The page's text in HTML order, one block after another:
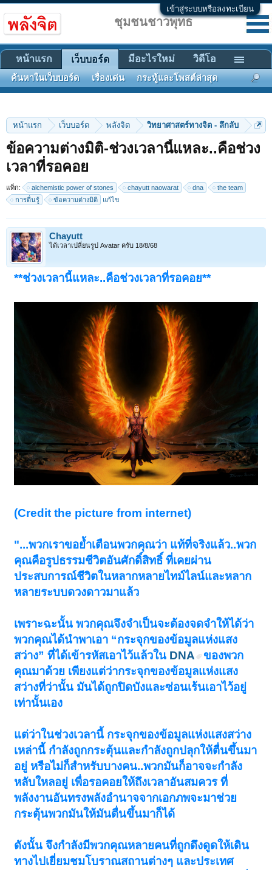
เข้าสู่ระบบหรือลงทะเบียน
หน้าแรก เว็บบอร์ด พลังจิต วิทยาศาสตร์ทางจิต - ลึกลับ
ข้อความต่างมิติ-ช่วงเวลานี้แหละ..คือช่วง
เวลาที่รอคอย
แท็ก: alchemistic power of stones chayutt naowarat dna
the team
การตื่นรู้
ข้อความต่างมิติ แก้ไข
Chayutt
ได้เวลาเปลี่ยนรูป Avatar ครับ 18/8/68
**ช่วงเวลานี้แหละ..คือช่วงเวลาที่รอคอย**
(Credit the picture from internet)
"...พวกเราขอย้ำเตือนพวกคุณว่า แท้ที่จริงแล้ว..พวก
คุณคือรูปธรรมชีวิตอันศักดิ์สิทธิ์ ที่เคยผ่าน
ประสบการณ์ชีวิตในหลากหลายไทม์ไลน์และหลาก
หลายระบบดวงดาวมาแล้ว
เพราะฉะนั้น พวกคุณจึงจำเป็นจะต้องจดจำให้ได้ว่า
พวกคุณได้นำพาเอา “กระจุกของข้อมูลแห่งแสง
สว่าง” ที่ได้เข้ารหัสเอาไว้แล้วใน DNA
ของพวก
คุณมาด้วย เพียงแต่ว่ากระจุกของข้อมูลแห่งแสง
สว่างที่ว่านั้น มันได้ถูกปิดบังและซ่อนเร้นเอาไว้อยู่
เท่านั้นเอง
แต่ว่าในช่วงเวลานี้ กระจุกของข้อมูลแห่งแสงสว่าง
เหล่านี้ กำลังถูกกระตุ้นและกำลังถูกปลุกให้ตื่นขึ้นมา
อยู่ หรือไม่ก็สำหรับบางคน..พวกมันก็อาจจะกำลัง
หลับใหลอยู่ เพื่อรอคอยให้ถึงเวลาอันสมควร ที่
พลังงานอันทรงพลังอำนาจจากเอกภพจะมาช่วย
กระตุ้นพวกมันให้มันตื่นขึ้นมาก็ได้
ดังนั้น จึงกำลังมีพวกคุณหลายคนที่ถูกดึงดูดให้เดิน
ทางไปเยี่ยมชมโบราณสถานต่างๆ และประเทศ
ชุมชนชาวพุทธ
หน้าแรก เว็บบอร์ด
ค้นหาในเว็บบอร์ด เรื่องเด่น กระทู้และโพสต์ล่าสุด
มีอะไรใหม่ วิดีโอ